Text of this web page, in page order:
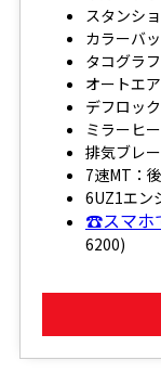
スタンシ
カラーバ
タコグラ
オートエ
デフロッ
ミラーヒ
排気ブレ
7速MT：
6UZ1エン
☎スマホ
6200)